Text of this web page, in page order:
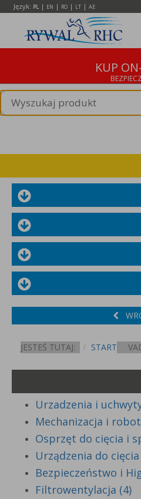
Język: PL | EN | RO | LT | AE
KUP
JESTEŚ TUTAJ: START
Urzadzenia i
Mechanizacja i
Osprzęt do cięcia i
Urządzenia do
Bezpieczeństwo i
Filtrowentylacja (4)